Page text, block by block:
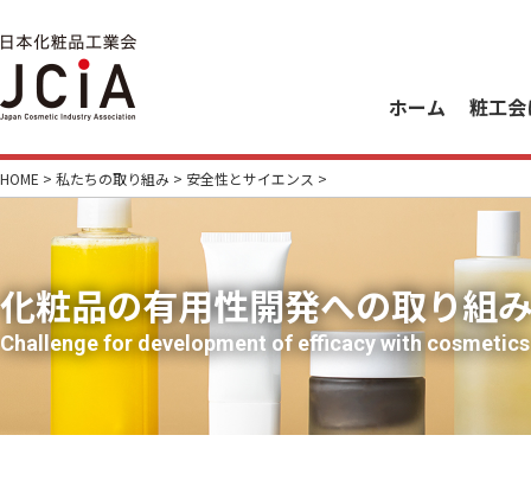
ホーム 粧工
HOME > 私たちの取り組み > 安全性とサイエンス >
化粧品の有用性開発への取り組
Challenge for development of efficacy with cosmetics